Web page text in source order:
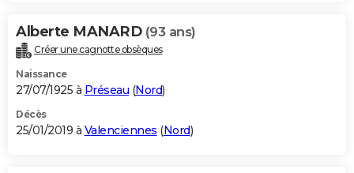
Alberte MANARD (93 ans)
Créer une cagnotte obsèques
Naissance
27/07/1925 à Préseau (Nord)
Décès
25/01/2019 à Valenciennes (Nord)